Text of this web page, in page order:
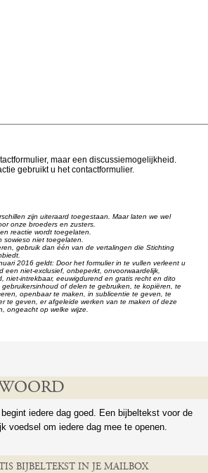
maar een discussiemogelijkheid.
gebruikt u het contactformulier.
zijn uiteraard toegestaan. Maar laten we wel
onze broeders en zusters.
reactie wordt toegelaten.
sowieso niet toegelaten.
gebruik dan één van de vertalingen die Stichting
2016 geldt: Door het formulier in te vullen verleent u
een niet-exclusief, onbeperkt, onvoorwaardelijk,
niet-intrekbaar, eeuwigdurend en gratis recht en dito
of delen te gebruiken, te kopiëren, te
openbaar te maken, in sublicentie te geven, te
te geven, er afgeleide werken van te maken of deze
ongeacht op welke wijze.
iedere dag goed. Een bijbeltekst voor de
voedsel om iedere dag mee te openen.
BIJBELTEKST IN JE MAILBOX